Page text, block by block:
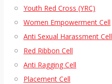
Youth Red Cross (YRC)
Women Empowerment Cell
Anti Sexual Harassment Cell
Red Ribbon Cell
Anti Ragging Cell
Placement Cell